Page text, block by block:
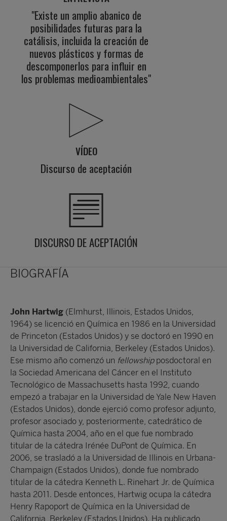
"Existe un amplio abanico de
posibilidades futuras para la
catálisis, incluida la creación de
nuevos plásticos y formas de
descomponerlos para influir en
los problemas medioambientales"
VÍDEO
Discurso de aceptación
DISCURSO DE ACEPTACIÓN
BIOGRAFÍA
John Hartwig (Elmhurst, Illinois, Estados Unidos,
1964) se licenció en Química en 1986 en la Universidad
de Princeton (Estados Unidos) y se doctoró en 1990 en
la Universidad de California, Berkeley (Estados Unidos).
Ese mismo año comenzó un fellowshipposdoctoral en
la Sociedad Americana del Cáncer en el Instituto
Tecnológico de Massachusetts hasta 1992, cuando
empezó a trabajar en la Universidad de Yale New Haven
(Estados Unidos), donde ejerció como profesor adjunto,
profesor asociado y, posteriormente, catedrático de
Química hasta 2004, año en el que fue nombrado
titular de la cátedra Irénée DuPont de Química. En
2006, se trasladó a la Universidad de Illinois en Urbana-
Champaign (Estados Unidos), donde fue nombrado
titular de la cátedra Kenneth L. Rinehart Jr. de Química
hasta 2011. Desde entonces, Hartwig ocupa la cátedra
Henry Rapoport de Química en la Universidad de
California, Berkeley (Estados Unidos). Ha publicado